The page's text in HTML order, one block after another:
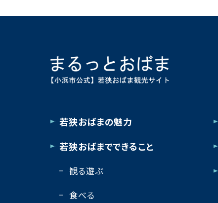
若狭おばまの魅力
若狭おばまでできること
観る遊ぶ
食べる